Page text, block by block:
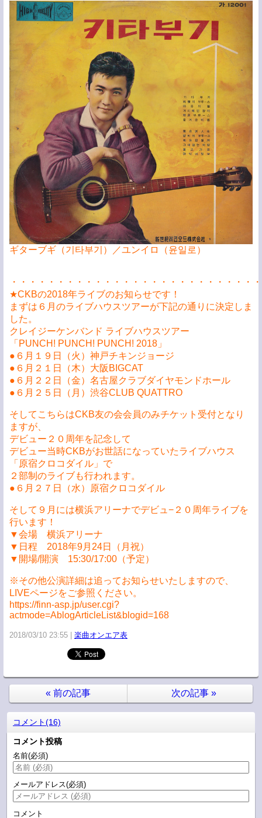
ギターブギ（기타부기）／ユンイロ（윤일로）
・・・・・・・・・・・・・・・・・・・・・・・・・・
★CKBの2018年ライブのお知らせです！
まずは６月のライブハウスツアーが下記の通りに決定しま
した。
クレイジーケンバンド ライブハウスツアー
「PUNCH! PUNCH! PUNCH! 2018」
●６月１９日（火）神戸チキンジョージ
●６月２１日（木）大阪BIGCAT
●６月２２日（金）名古屋クラブダイヤモンドホール
●６月２５日（月）渋谷CLUB QUATTRO
そしてこちらはCKB友の会会員のみチケット受付となり
ますが、
デビュー２０周年を記念して
デビュー当時CKBがお世話になっていたライブハウス
「原宿クロコダイル」で
２部制のライブも行われます。
●６月２７日（水）原宿クロコダイル
そして９月には横浜アリーナでデビュ−２０周年ライブを
行います！
▼会場 横浜アリーナ
▼日程 2018年9月24日（月祝）
▼開場/開演 15:30/17:00（予定）
※その他公演詳細は追ってお知らせいたしますので、
LIVEページをご参照ください。
https://finn-asp.jp/user.cgi?
actmode=AblogArticleList&blogid=168
2018/03/10 23:55 楽曲オンエア表
« 前の記事 次の記事 »
コメント(16)
コメント投稿
名前(必須)
メールアドレス(必須)
コメント